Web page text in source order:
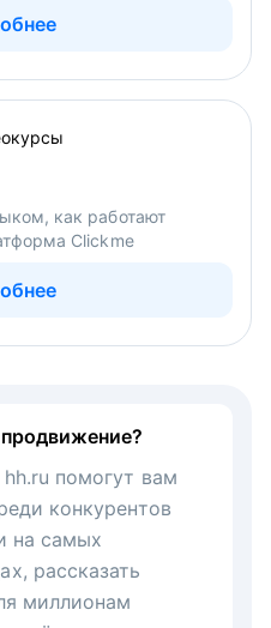
как работают
Clickme
помогут вам
конкурентов
на самых
рассказать
миллионам